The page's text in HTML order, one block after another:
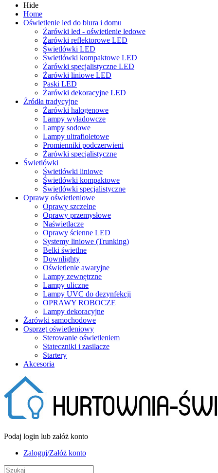
Hide
Home
Oświetlenie led do biura i domu
Żarówki led - oświetlenie ledowe
Żarówki reflektorowe LED
Świetlówki LED
Świetlówki kompaktowe LED
Żarówki specjalistyczne LED
Żarówki liniowe LED
Paski LED
Żarówki dekoracyjne LED
Źródła tradycyjne
Żarówki halogenowe
Lampy wyładowcze
Lampy sodowe
Lampy ultrafioletowe
Promienniki podczerwieni
Żarówki specjalistyczne
Świetlówki
Świetlówki liniowe
Świetlówki kompaktowe
Świetlówki specjalistyczne
Oprawy oświetleniowe
Oprawy szczelne
Oprawy przemysłowe
Naświetlacze
Oprawy ścienne LED
Systemy liniowe (Trunking)
Belki świetlne
Downlighty
Oświetlenie awaryjne
Lampy zewnętrzne
Lampy uliczne
Lampy UVC do dezynfekcji
OPRAWY ROBOCZE
Lampy dekoracyjne
Żarówki samochodowe
Osprzęt oświetleniowy
Sterowanie oświetleniem
Stateczniki i zasilacze
Startery
Akcesoria
Podaj login lub załóż konto
Zaloguj/Załóż konto